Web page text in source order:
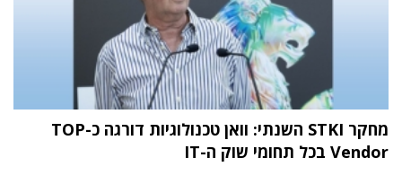
מחקר STKI השנתי: וואן טכנולוגיות דורגה כ-TOP
Vendor בכל תחומי שוק ה-IT